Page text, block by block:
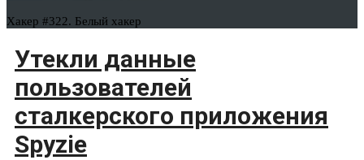
Хакер #322. Белый хакер
Утекли данные
пользователей
сталкерского приложения
Spyzie